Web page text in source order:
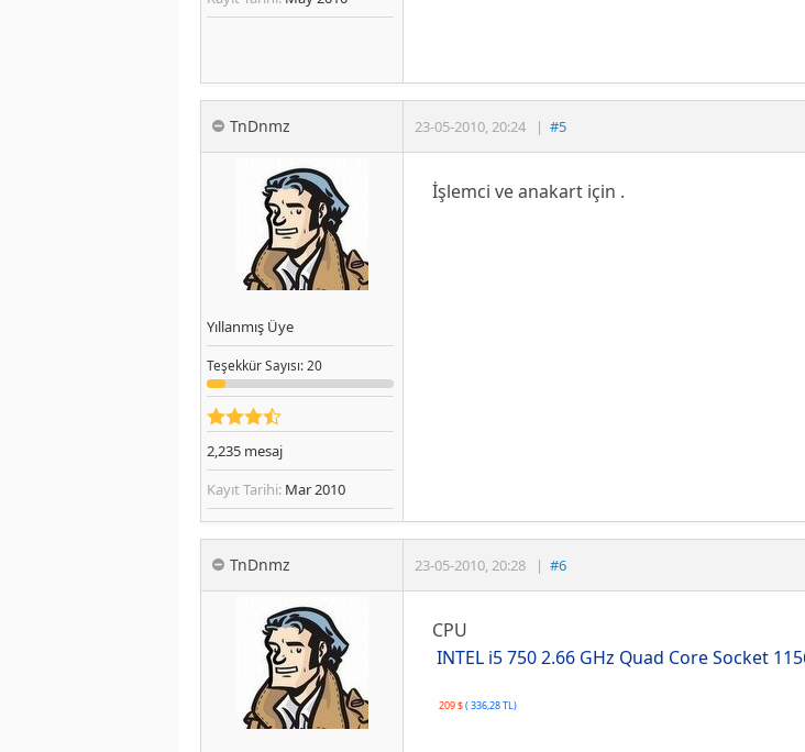
TnDnmz 23-05-2010,20:24 | #5
Yıllanmış Üye
TeşekkürSayısı: 20
2,235 mesaj
Kayıt Tarihi: Mar 2010
İşlemci ve anakart için .
TnDnmz 23-05-2010,20:28 | #6
CPU
INTEL i5 750 2.66 GHz Quad Core Socket
209 $( 336,28 TL)